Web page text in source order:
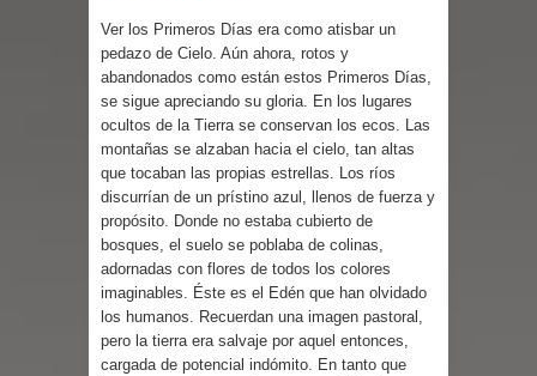
Ver los Primeros Días era como atisbar un
pedazo de Cielo. Aún ahora, rotos y
abandonados como están estos Primeros Días,
se sigue apreciando su gloria. En los lugares
ocultos de la Tierra se conservan los ecos. Las
montañas se alzaban hacia el cielo, tan altas
que tocaban las propias estrellas. Los ríos
discurrían de un prístino azul, llenos de fuerza y
propósito. Donde no estaba cubierto de
bosques, el suelo se poblaba de colinas,
adornadas con flores de todos los colores
imaginables. Éste es el Edén que han olvidado
los humanos. Recuerdan una imagen pastoral,
pero la tierra era salvaje por aquel entonces,
cargada de potencial indómito. En tanto que